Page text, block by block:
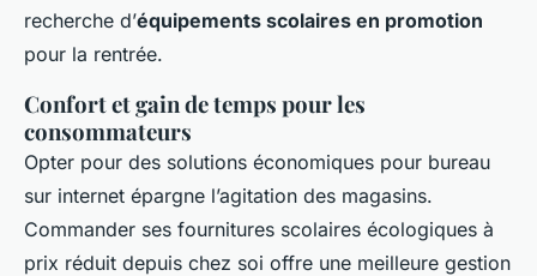
recherche d’équipements scolaires en promotion
pour la rentrée.
Confort et gain de temps pour les
consommateurs
Opter pour des solutions économiques pour bureau
sur internet épargne l’agitation des magasins.
Commander ses fournitures scolaires écologiques à
prix réduit depuis chez soi offre une meilleure gestion